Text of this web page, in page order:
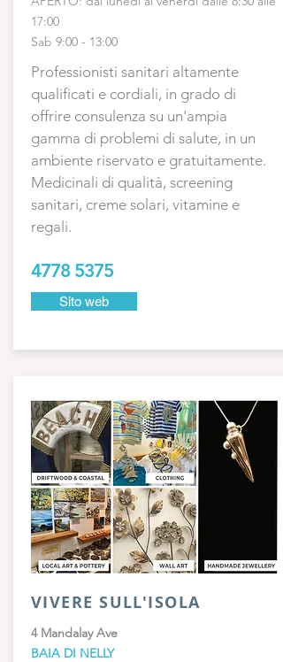
17:00
Sab 9:00 - 13:00
Professionisti sanitari altamente
qualificati e cordiali, in grado di
offrire consulenza su un'ampia
gamma di problemi di salute, in un
ambiente riservato e gratuitamente.
Medicinali di qualità, screening
sanitari, creme solari, vitamine e
regali.
4778 5375
Sito web
VIVERE SULL'ISOLA
4 Mandalay Ave
BAIA DI NELLY